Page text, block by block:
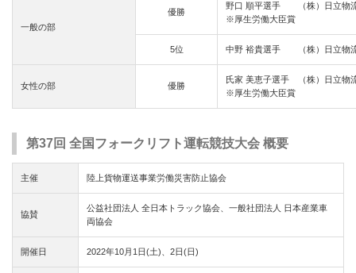
一般の部
優勝
野口 順平選手 （株）日立物
※厚生労働大臣賞
5位 中野 裕貴選手 （株）日立物
女性の部 優勝
氏家 美恵子選手 （株）日立物
※厚生労働大臣賞
第37回 全国フォークリフト運転競技大会 概要
主催 陸上貨物運送事業労働災害防止協会
協賛
公益社団法人 全日本トラック協会、一般社団法人 日本産業車
両協会
開催日 2022年10月1日(土)、2日(日)